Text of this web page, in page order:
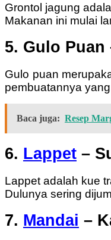
Grontol jagung
Makanan ini mulai
5. Gulo Puan
Gulo puan
pembuatannya
Baca juga: Resep
6. Lappet –
Lappet adalah kue
Dulunya sering
7. Mandai –